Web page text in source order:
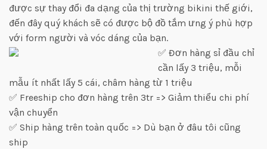
được sự thay đổi đa dạng của thị trường bikini thế giới,
đến đây quý khách sẽ có được bộ đồ tắm ưng ý phù hợp
với form người và vóc dáng của bạn.
✅ Đơn hàng sỉ đầu chỉ
cần lấy 3 triệu, mỗi
mẫu ít nhất lấy 5 cái, châm hàng từ 1 triệu
✅ Freeship cho đơn hàng trên 3tr => Giảm thiểu chi phí
vận chuyển
✅ Ship hàng trên toàn quốc => Dù bạn ở đâu tôi cũng
ship